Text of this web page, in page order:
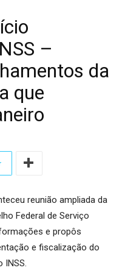
–
da
que
reunião ampliada da
Federal de Serviço
e propôs
e fiscalização do
INSS.